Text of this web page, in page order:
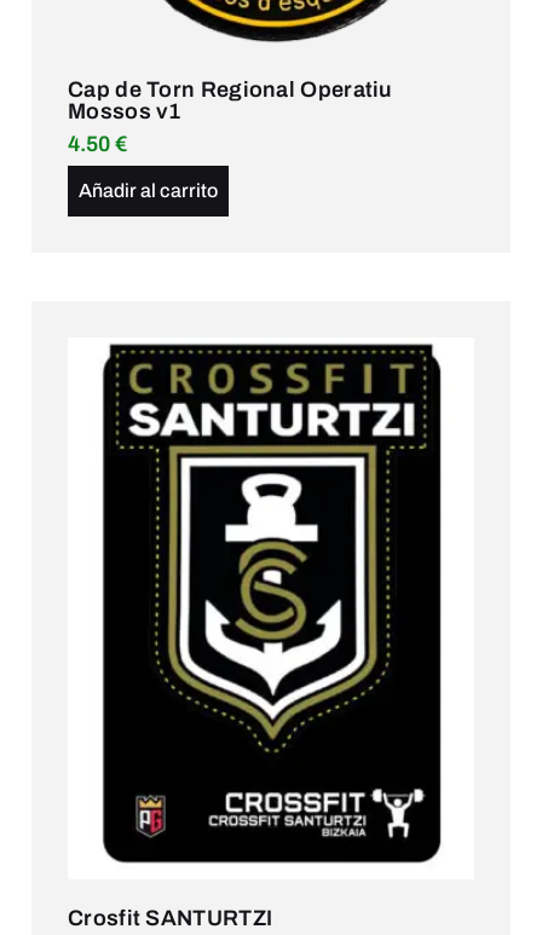
Cap de Torn Regional Operatiu
Mossos v1
4.50 €
Añadir al carrito
Crosfit SANTURTZI